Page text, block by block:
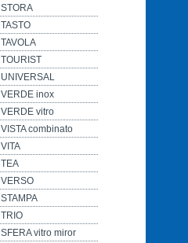
STORA
TASTO
TAVOLA
TOURIST
UNIVERSAL
VERDE inox
VERDE vitro
VISTA combinato
VITA
TEA
VERSO
STAMPA
TRIO
SFERA vitro miror